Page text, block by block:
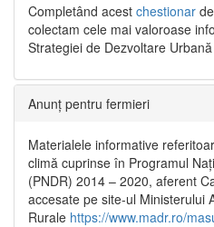
Completând acest chestionar
colectam cele mai valoroase
Strategiei de Dezvoltare
Anunț pentru fermieri
Materialele informative
climă cuprinse în Programul
(PNDR) 2014 – 2020, aferent
accesate pe site-ul Ministerului
Rurale https://www.madr.ro/